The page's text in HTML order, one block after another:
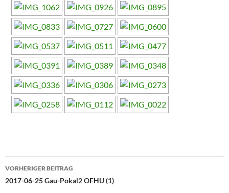
Beitragsnavigation
VORHERIGER BEITRAG
2017-06-25 Gau-Pokal2 OFHU (1)